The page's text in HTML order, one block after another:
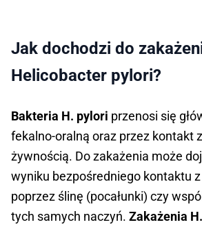
Jak dochodzi do
Helicobacter pylori?
Bakteria H. pylori przenosi się
fekalno-oralną oraz przez kontakt
żywnością. Do zakażenia może
wyniku bezpośredniego kontaktu
poprzez ślinę (pocałunki) czy
tych samych naczyń. Zakażenia